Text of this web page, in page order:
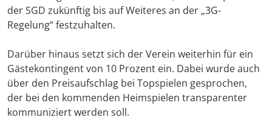
der SGD zukünftig bis auf Weiteres an der „3G-
Regelung“ festzuhalten.
Darüber hinaus setzt sich der Verein weiterhin für ein
Gästekontingent von 10 Prozent ein. Dabei wurde auch
über den Preisaufschlag bei Topspielen gesprochen,
der bei den kommenden Heimspielen transparenter
kommuniziert werden soll.